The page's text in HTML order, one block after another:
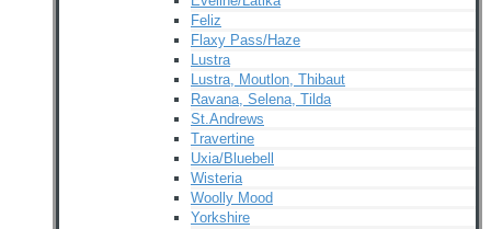
Feliz
Flaxy Pass/Haze
Lustra
Lustra, Moutlon, Thibaut
Ravana, Selena, Tilda
St.Andrews
Travertine
Uxia/Bluebell
Wisteria
Woolly Mood
Yorkshire